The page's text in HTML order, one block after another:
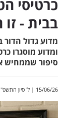
זו
כרטיסי
את גודל